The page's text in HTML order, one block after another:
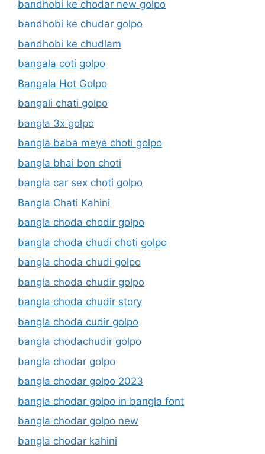
bandhobi ke chodar new golpo
bandhobi ke chudar golpo
bandhobi ke chudlam
bangala coti golpo
Bangala Hot Golpo
bangali chati golpo
bangla 3x golpo
bangla baba meye choti golpo
bangla bhai bon choti
bangla car sex choti golpo
Bangla Chati Kahini
bangla choda chodir golpo
bangla choda chudi choti golpo
bangla choda chudi golpo
bangla choda chudir golpo
bangla choda chudir story
bangla choda cudir golpo
bangla chodachudir golpo
bangla chodar golpo
bangla chodar golpo 2023
bangla chodar golpo in bangla font
bangla chodar golpo new
bangla chodar kahini